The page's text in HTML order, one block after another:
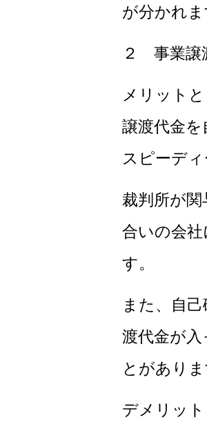
が分かれ
２ 事業譲
メリット
譲渡代金
スピーデ
裁判所が
合いの会
す。
また、自
渡代金が
とがあり
デメリッ